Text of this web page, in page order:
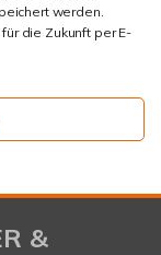
werden.
die Zukunft per E-
&